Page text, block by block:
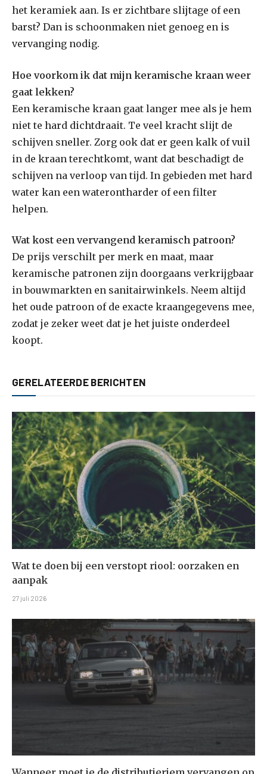
het keramiek aan. Is er zichtbare slijtage of een
barst? Dan is schoonmaken niet genoeg en is
vervanging nodig.
Hoe voorkom ik dat mijn keramische kraan weer
gaat lekken?
Een keramische kraan gaat langer mee als je hem
niet te hard dichtdraait. Te veel kracht slijt de
schijven sneller. Zorg ook dat er geen kalk of vuil
in de kraan terechtkomt, want dat beschadigt de
schijven na verloop van tijd. In gebieden met hard
water kan een waterontharder of een filter
helpen.
Wat kost een vervangend keramisch patroon?
De prijs verschilt per merk en maat, maar
keramische patronen zijn doorgaans verkrijgbaar
in bouwmarkten en sanitairwinkels. Neem altijd
het oude patroon of de exacte kraangegevens mee,
zodat je zeker weet dat je het juiste onderdeel
koopt.
GERELATEERDE BERICHTEN
Wat te doen bij een verstopt riool: oorzaken en
aanpak
27 juli 2026